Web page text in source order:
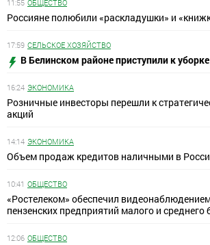
11:55 ОБЩЕСТВО
Россияне полюбили «раскладушки» и
17:59 СЕЛЬСКОЕ ХОЗЯЙСТВО
В Белинском районе приступили к
16:24 ЭКОНОМИКА
Розничные инвесторы перешли к
акций
14:14 ЭКОНОМИКА
Объем продаж кредитов наличными в
10:41 ОБЩЕСТВО
«Ростелеком» обеспечил
пензенских предприятий малого и среднего
12:06 ОБЩЕСТВО